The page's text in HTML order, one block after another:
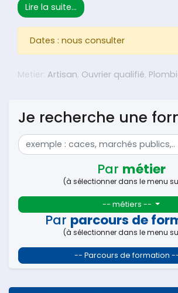
Je recherche une
Par métier
(à sélectionner dans le menu
-- métiers --
Par parcours de
(à sélectionner dans le menu
-- Parcours de formation
Lire la suite… from Soudures :
Dates : nous consulter
Metier: Artisan, Ouvrier qualifié,